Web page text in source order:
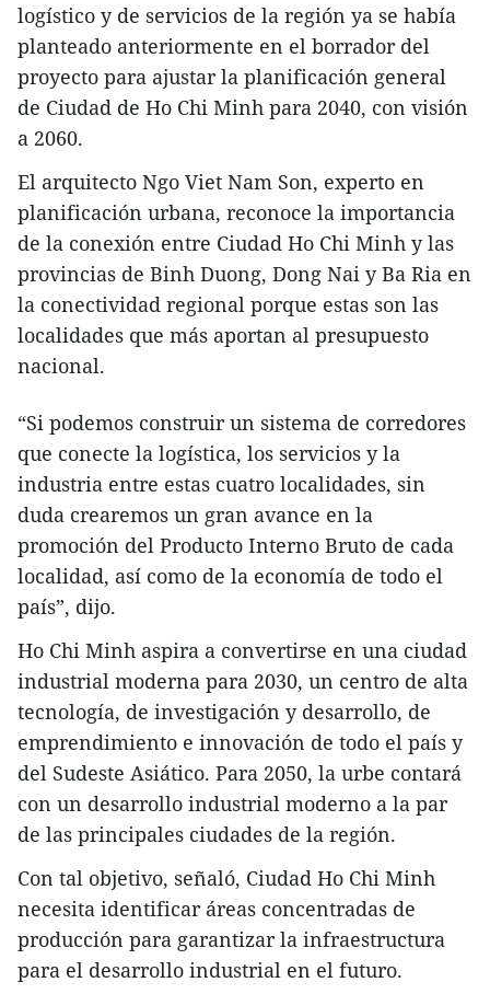
logístico y de servicios de la región ya se había
planteado anteriormente en el borrador del
proyecto para ajustar la planificación general
de Ciudad de Ho Chi Minh para 2040, con visión
a 2060.
El arquitecto Ngo Viet Nam Son, experto en
planificación urbana, reconoce la importancia
de la conexión entre Ciudad Ho Chi Minh y las
provincias de Binh Duong, Dong Nai y Ba Ria en
la conectividad regional porque estas son las
localidades que más aportan al presupuesto
nacional.
“Si podemos construir un sistema de corredores
que conecte la logística, los servicios y la
industria entre estas cuatro localidades, sin
duda crearemos un gran avance en la
promoción del Producto Interno Bruto de cada
localidad, así como de la economía de todo el
país”, dijo.
Ho Chi Minh aspira a convertirse en una ciudad
industrial moderna para 2030, un centro de alta
tecnología, de investigación y desarrollo, de
emprendimiento e innovación de todo el país y
del Sudeste Asiático. Para 2050, la urbe contará
con un desarrollo industrial moderno a la par
de las principales ciudades de la región.
Con tal objetivo, señaló, Ciudad Ho Chi Minh
necesita identificar áreas concentradas de
producción para garantizar la infraestructura
para el desarrollo industrial en el futuro.